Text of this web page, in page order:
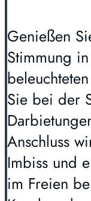
Genießen
Stimmung
Sie bei der
Anschluss
Imbiss und
im Freien